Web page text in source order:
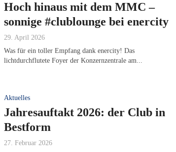
Hoch hinaus mit dem MMC –
sonnige #clublounge bei enercity
29. April 2026
Was für ein toller Empfang dank enercity! Das
lichtdurchflutete Foyer der Konzernzentrale am...
Aktuelles
Jahresauftakt 2026: der Club in
Bestform
27. Februar 2026